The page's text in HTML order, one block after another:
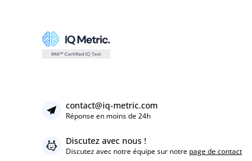
contact@iq-metric.com
Réponse en moins de 24h
Discutez avec nous !
Discutez avec notre équipe sur notre page de contact